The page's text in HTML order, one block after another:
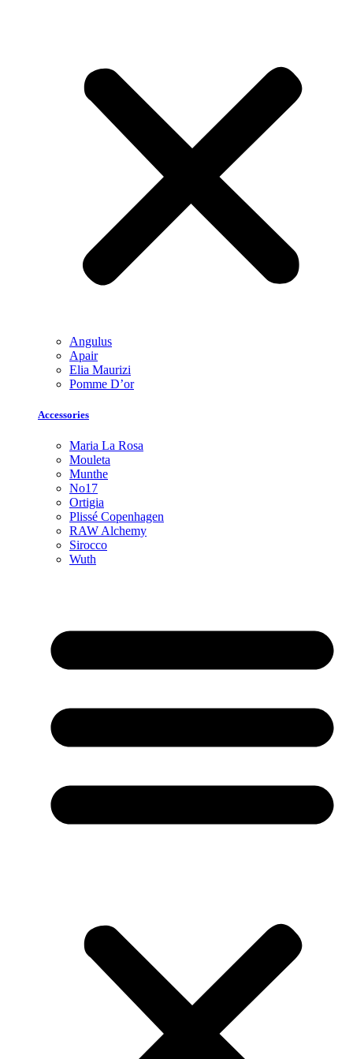
Angulus
Apair
Elia Maurizi
Pomme D’or
Accessories
Maria La Rosa
Mouleta
Munthe
No17
Ortigia
Plissé Copenhagen
RAW Alchemy
Sirocco
Wuth